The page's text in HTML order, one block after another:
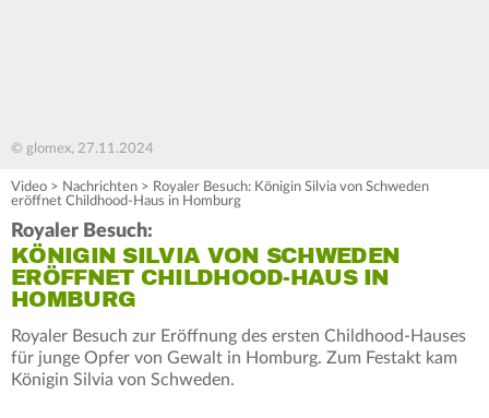
© glomex, 27.11.2024
Video > Nachrichten > Royaler Besuch: Königin Silvia von Schweden
eröffnet Childhood-Haus in Homburg
Royaler Besuch:
KÖNIGIN SILVIA VON SCHWEDEN
ERÖFFNET CHILDHOOD-HAUS IN
HOMBURG
Royaler Besuch zur Eröffnung des ersten Childhood-Hauses
für junge Opfer von Gewalt in Homburg. Zum Festakt kam
Königin Silvia von Schweden.